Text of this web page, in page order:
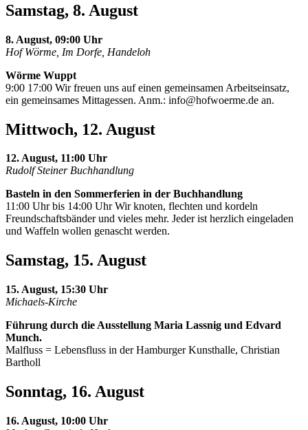
Samstag, 8. August
8. August, 09:00 Uhr
Hof Wörme, Im Dorfe, Handeloh
Wörme Wuppt
9:00 17:00 Wir freuen uns auf einen gemeinsamen Arbeitseinsatz,
ein gemeinsames Mittagessen. Anm.: info@hofwoerme.de an.
Mittwoch, 12. August
12. August, 11:00 Uhr
Rudolf Steiner Buchhandlung
Basteln in den Sommerferien in der Buchhandlung
11:00 Uhr bis 14:00 Uhr Wir knoten, flechten und kordeln
Freundschaftsbänder und vieles mehr. Jeder ist herzlich eingeladen
und Waffeln wollen genascht werden.
Samstag, 15. August
15. August, 15:30 Uhr
Michaels-Kirche
Führung durch die Ausstellung Maria Lassnig und Edvard
Munch.
Malfluss = Lebensfluss in der Hamburger Kunsthalle, Christian
Bartholl
Sonntag, 16. August
16. August, 10:00 Uhr